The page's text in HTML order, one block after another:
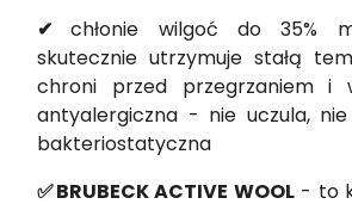
✔chłonie wilgoć do 35%
skutecznie utrzymuje stałą
chroni przed przegrzaniem i
antyalergiczna - nie uczula,
bakteriostatyczna
✅BRUBECK ACTIVE WOOL - to